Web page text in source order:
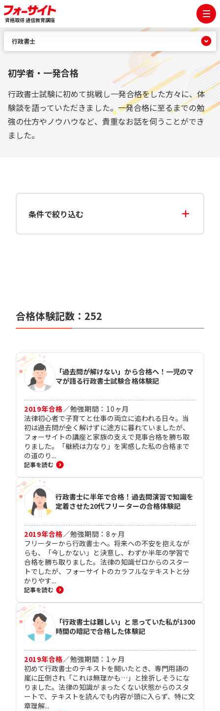
資格取得 通信教育講座
初学者・一発合格
行政書士試験に初めて挑戦し一発合格をした方々に、体
験談を語っていただきました。一発合格に至るまでの勉
強の仕方やノウハウなど、貴重なお話を伺うことができ
ました。
条件で絞り込む
合格体験記数： 252
「過去問が解けない」から合格へ！一児のマ
マが語る行政書士試験合格体験記
2019年合格／勉強期間： 10 ヶ月
法律初心者で子育てと仕事の両立に追われる日々。当
初は過去問が全く解けずに途方に暮れていましたが、
フォーサイトの講座と家族の支えで見事合格を勝ち取
りました。「継続は力なり」を実感した私の合格まで
の道のり...
記事を読む
行政書士に半年で合格！過去問演習で知識を
定着させた20代フリーターの合格体験記
2019年合格／勉強期間：8 ヶ月
フリーターから行政書士へ。将来への不安を抱えなが
らも、「今しかない」と決意し、わずか半年の学習で
合格を勝ち取りました。法律の知識ゼロからのスター
トでしたが、フォーサイトのカラフルなテキストと分
かりやす...
記事を読む
「行政書士は難しい」と思っていた私が1300
時間の暗記で合格した体験記
2019年合格／勉強期間： 1 ヶ月
初めて行政書士のテキストを開いたとき、専門用語の
嵐に圧倒され「これは無理かも…」と挫折しそうにな
りました。法律の知識がまったくない状態からのスタ
ートで、テキストを読んでも内容が頭に入らず、特に文
章理解...
行政書士